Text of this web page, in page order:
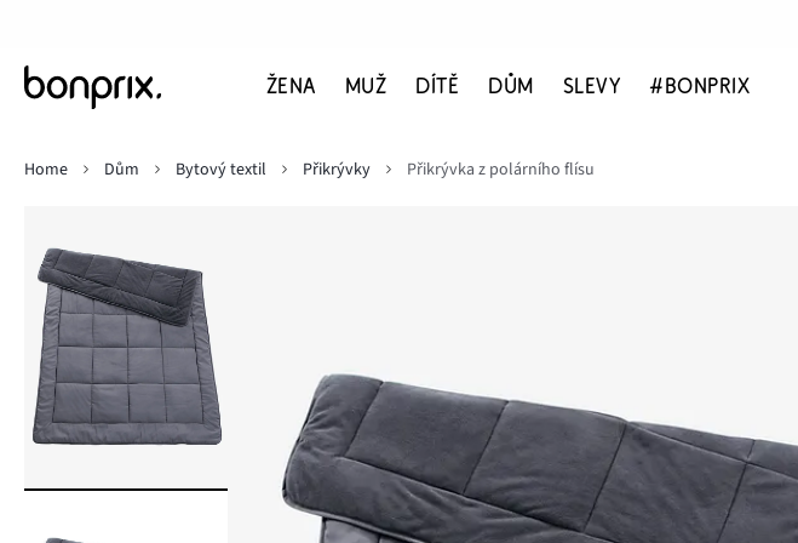
ŽENA MUŽ DÍTĚ DŮM SLEVY #BONPRIX
Home
Dům Bytový textil Přikrývky Přikrývka z polárního flísu